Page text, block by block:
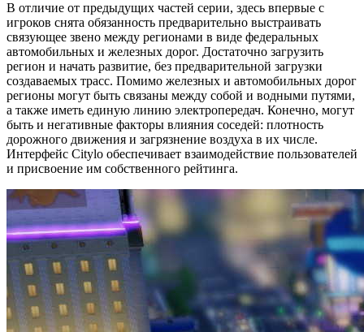
В отличие от предыдущих частей серии, здесь впервые с
игроков снята обязанность предварительно выстраивать
связующее звено между регионами в виде федеральных
автомобильных и железных дорог. Достаточно загрузить
регион и начать развитие, без предварительной загрузки
создаваемых трасс. Помимо железных и автомобильных дорог
регионы могут быть связаны между собой и водными путями,
а также иметь единую линию электропередач. Конечно, могут
быть и негативные факторы влияния соседей: плотность
дорожного движения и загрязнение воздуха в их числе.
Интерфейс Citylo обеспечивает взаимодействие пользователей
и присвоение им собственного рейтинга.